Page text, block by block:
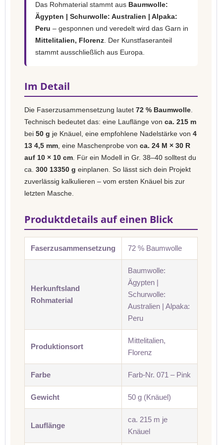
Das Rohmaterial stammt aus Baumwolle:
Ägypten | Schurwolle: Australien | Alpaka:
Peru – gesponnen und veredelt wird das Garn in
Mittelitalien, Florenz . Der Kunstfaseranteil
stammt ausschließlich aus Europa.
Im Detail
Die Faserzusammensetzung lautet 72 % Baumwolle
Technisch bedeutet das: eine Lauflänge von ca. 215 m
bei 50 g je Knäuel, eine empfohlene Nadelstärke von 4
13 4,5 mm , eine Maschenprobe von ca. 24 M × 30 R
auf 10 × 10 cm . Für ein Modell in Gr. 38–40 solltest du
ca. 300 13350 g einplanen. So lässt sich dein Projekt
zuverlässig kalkulieren – vom ersten Knäuel bis zur
letzten Masche.
Produktdetails auf einen Blick
Faserzusammensetzung 72 % Baumwolle
Herkunftsland
Rohmaterial
Baumwolle:
Ägypten |
Schurwolle:
Australien | Alpaka:
Peru
Produktionsort
Mittelitalien,
Florenz
Farbe Farb-Nr. 071 – Pink
Gewicht 50 g (Knäuel)
Lauflänge
ca. 215 m je
Knäuel